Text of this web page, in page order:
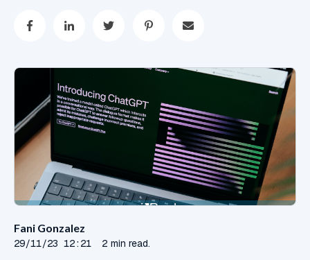
Fani Gonzalez
29/11/23 12:21 2 min read.